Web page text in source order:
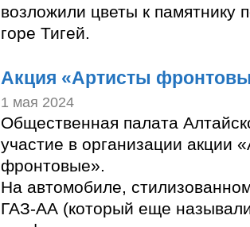
возложили цветы к памятнику
горе Тигей.
Акция «Артисты
1 мая 2024
Общественная палата
участие в организации акции
фронтовые».
На автомобиле,
ГАЗ-АА (который еще